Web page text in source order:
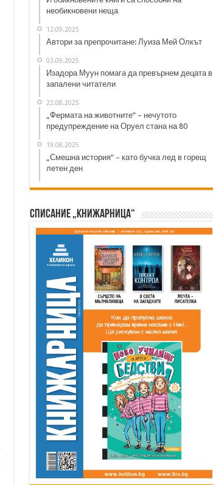
необикновени неща
12.09.2025
Автори за препрочитане: Луиза Мей Олкът
03.09.2025
Изадора Муун помага да превърнем децата в
запалени читатели
22.08.2025
„Фермата на животните“ – нечутото
предупреждение на Оруел стана на 80
19.08.2025
„Смешна история“ – като бучка лед в горещ
летен ден
Списание „Книжарница“